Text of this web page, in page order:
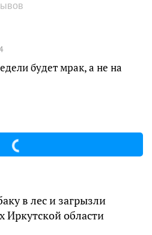
будет мрак, а не на
в лес и загрызли
Иркутской области